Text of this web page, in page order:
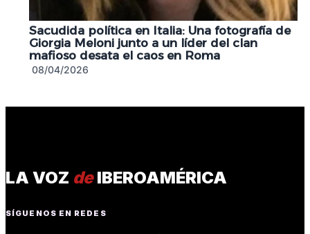
Sacudida política en Italia: Una fotografía de
Giorgia Meloni junto a un líder del clan
mafioso desata el caos en Roma
08/04/2026
LA VOZ deIBEROAMÉRICA
SÍGUENOS EN REDES